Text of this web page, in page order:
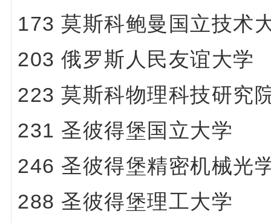
173 莫斯科鲍曼国立技术
203 俄罗斯人民友谊大学
223 莫斯科物理科技研究
231 圣彼得堡国立大学
246 圣彼得堡精密机械光
288 圣彼得堡理工大学